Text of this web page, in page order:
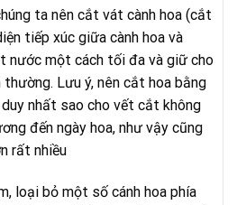
ta nên cắt vát cành hoa (cắt
tiếp xúc giữa cành hoa và
nước một cách tối đa và giữ cho
thường. Lưu ý, nên cắt hoa bằng
nhất sao cho vết cắt không
đến ngày hoa, như vậy cũng
rất nhiều
loại bỏ một số cánh hoa phía